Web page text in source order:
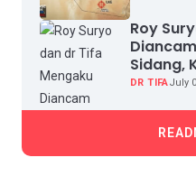
Roy
Sidang,
dan
DR TIFAJuly